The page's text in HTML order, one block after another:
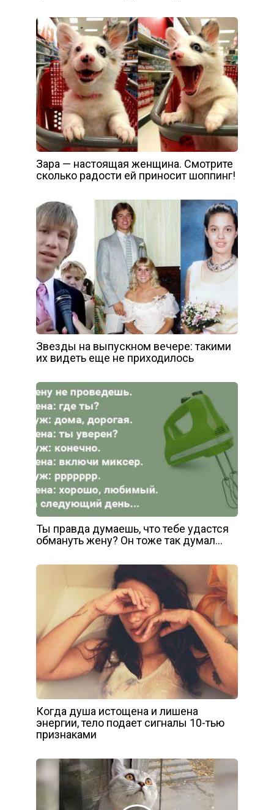
Зара — настоящая женщина. Смотрите
сколько радости ей приносит шоппинг!
Звезды на выпускном вечере: такими
их видеть еще не приходилось
Ты правда думаешь, что тебе удастся
обмануть жену? Он тоже так думал…
Когда душа истощена и лишена
энергии, тело подает сигналы 10-тью
признаками